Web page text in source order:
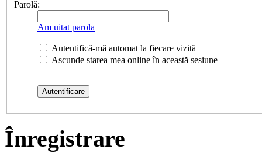
Parolă:
Am uitat parola
Autentifică-mă automat la fiecare vizită
Ascunde starea mea online în această sesiune
Înregistrare